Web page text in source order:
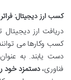
کسب ارز دیجیتال:
دریافت ارز
کسب وکارها می
دست یابند. به
فناوری،دستمزد خود